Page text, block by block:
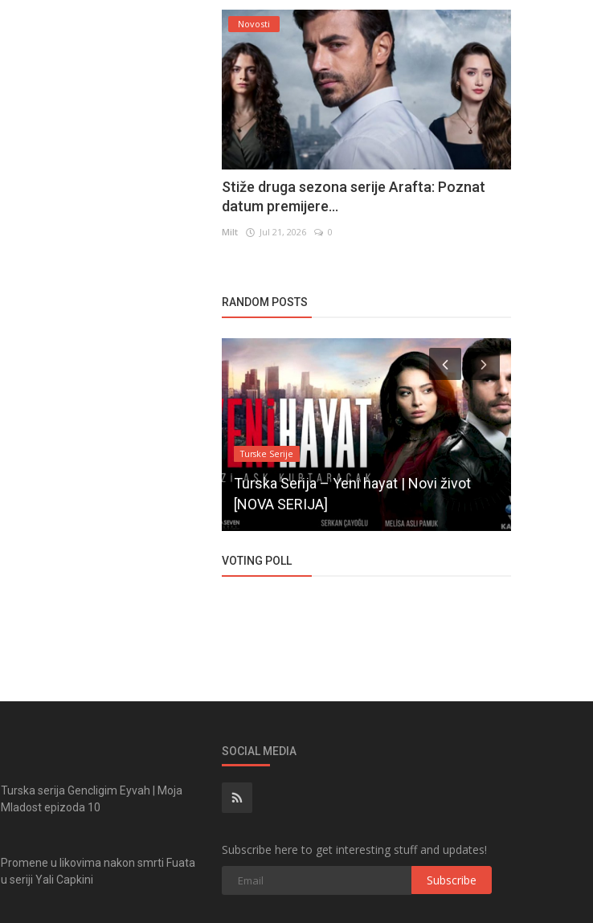
Novosti
Stiže druga sezona serije Arafta: Poznat
datum premijere...
Milt Jul 21, 2026 0
RANDOM POSTS
Turske Serije
Turska Serija – Yeni hayat | Novi život
[NOVA SERIJA]
VOTING POLL
Turska serija Gencligim Eyvah | Moja
Mladost epizoda 10
Promene u likovima nakon smrti Fuata
u seriji Yali Capkini
SOCIAL MEDIA
Subscribe here to get interesting stuff and updates!
Subscribe